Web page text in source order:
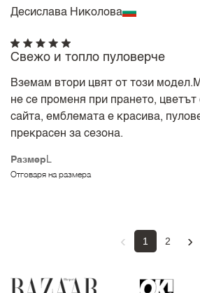
Десислава Николова
Размер L
Отговаря на размера
Свежо и топло пуловерче
Вземам втори цвят от този
не се променя при прането, цветът
сайта, емблемата е красива,
прекрасен за сезона.
‹ 1 2 ›